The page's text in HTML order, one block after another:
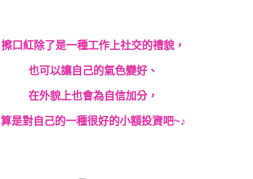
擦口紅除了是一種工作上社交的禮貌，
也可以讓自己的氣色變好、
在外貌上也會為自信加分，
算是對自己的一種很好的小額投資吧~♪